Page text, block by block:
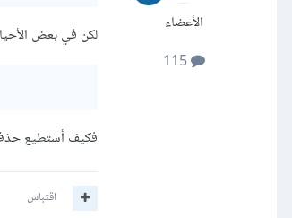
الأعضاء
115
لكن في بعض
فكيف أستطيع حذف
اقتباس